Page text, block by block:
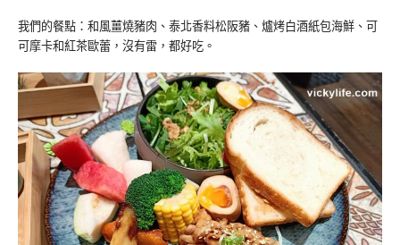
我們的餐點：和風薑燒豬肉、泰北香料松阪豬、爐烤白酒紙包海鮮、可
可摩卡和紅茶歐蕾，沒有雷，都好吃。